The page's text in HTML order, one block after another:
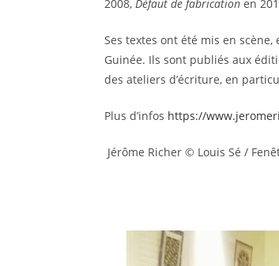
2008, Défaut de fabrication en
Ses textes ont été mis en
Guinée. Ils sont publiés aux
des ateliers d’écriture, en
Plus d’infos https://
Jérôme Richer © Louis Sé /